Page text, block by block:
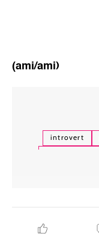
(ami/ami)
introvert